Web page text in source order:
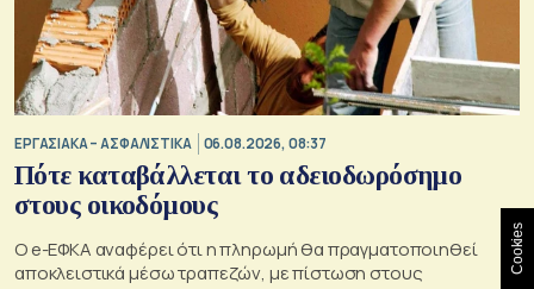
ΕΡΓΑΣΙΑΚΑ – ΑΣΦΑΛΙΣΤΙΚΑ 06.08.2026, 08:37
Πότε καταβάλλεται το αδειοδωρόσημο
στους οικοδόμους
O e-ΕΦΚΑ αναφέρει ότι η πληρωμή θα πραγματοποιηθεί
αποκλειστικά μέσω τραπεζών, με πίστωση στους
Cookies